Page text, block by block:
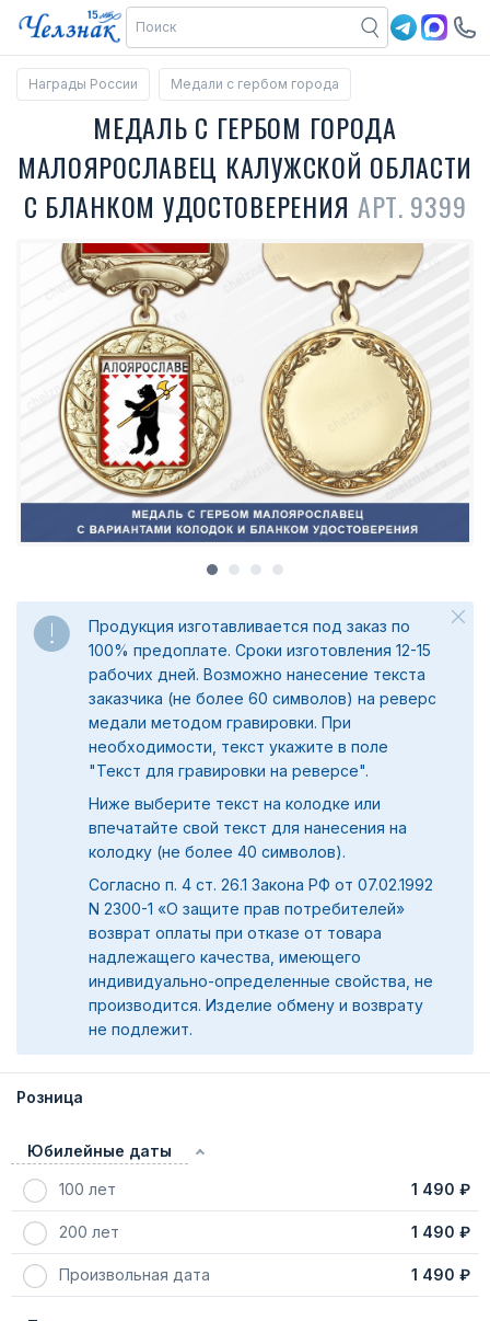
Награды России Медали с гербом города
МЕДАЛЬ С ГЕРБОМ ГОРОДА
МАЛОЯРОСЛАВЕЦ КАЛУЖСКОЙ ОБЛАСТИ
С БЛАНКОМ УДОСТОВЕРЕНИЯ АРТ. 9399
Продукция изготавливается под заказ по
100% предоплате. Сроки изготовления 12-15
рабочих дней. Возможно нанесение текста
заказчика (не более 60 символов) на реверс
медали методом гравировки. При
необходимости, текст укажите в поле
"Текст для гравировки на реверсе".
Ниже выберите текст на колодке или
впечатайте свой текст для нанесения на
колодку (не более 40 символов).
Согласно п. 4 ст. 26.1 Закона РФ от 07.02.1992
N 2300-1 «О защите прав потребителей»
возврат оплаты при отказе от товара
надлежащего качества, имеющего
индивидуально-определенные свойства, не
производится. Изделие обмену и возврату
не подлежит.
Розница
Юбилейные даты
100 лет 1 490 ₽
200 лет 1 490 ₽
Произвольная дата 1 490 ₽